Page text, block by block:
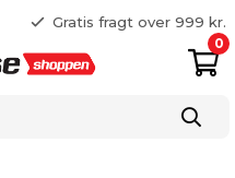
Gratis fragt over 999 kr.
25 127 127
0